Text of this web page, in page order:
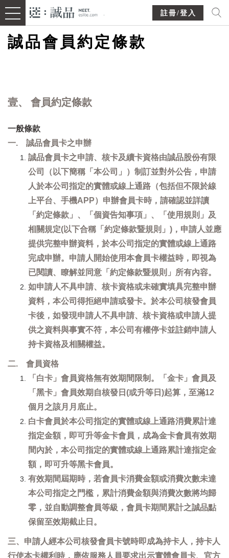
註冊/登入
誠品會員約定條款
壹、 會員約定條款
一般條款
一. 誠品會員卡之申辦
誠品會員卡之申請、核卡及續卡資格由誠品股份有限
公司（以下簡稱「本公司」）制訂並對外公告，申請
人於本公司指定的實體或線上通路（包括但不限於線
上平台、手機APP）申辦會員卡時，請確認並詳讀
「約定條款」、「個資告知事項」、「使用規則」及
相關規定(以下合稱「約定條款暨規則」)，申請人並應
提供完整申辦資料，於本公司指定的實體或線上通路
完成申辦。申請人開始使用本會員卡權益時，即視為
已閱讀、瞭解並同意「約定條款暨規則」所有內容。
如申請人不具申請、核卡資格或未確實填具完整申辦
資料，本公司得拒絕申請或發卡。於本公司核發會員
卡後，如發現申請人不具申請、核卡資格或申請人提
供之資料與事實不符，本公司有權停卡並註銷申請人
持卡資格及相關權益。
二. 會員資格
「白卡」會員資格無有效期間限制。「金卡」會員及
「黑卡」會員效期自核發日(或升等日)起算，至滿12
個月之該月月底止。
白卡會員於本公司指定的實體或線上通路消費累計達
指定金額，即可升等金卡會員，成為金卡會員有效期
間內於，本公司指定的實體或線上通路累計達指定金
額，即可升等黑卡會員。
有效期間屆期時，若會員卡消費金額或消費次數未達
本公司指定之門檻，累計消費金額與消費次數將均歸
零，並自動調整會員等級，會員卡期間累計之誠品點
保留至效期截止日。
三、申請人經本公司核發會員卡號時即成為持卡人，持卡人
行使本卡權利時，應依服務人員要求出示實體會員卡、官方